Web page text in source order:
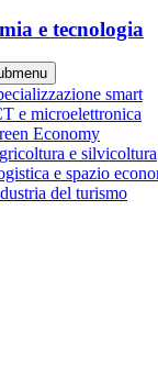
e tecnologia
smart
e microelettronica
Economy
e silvicoltura
e spazio
del turismo